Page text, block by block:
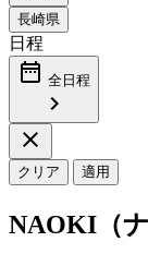
日程
date_range 全日程
chevron_right
close
クリア 適用
NAOKI（